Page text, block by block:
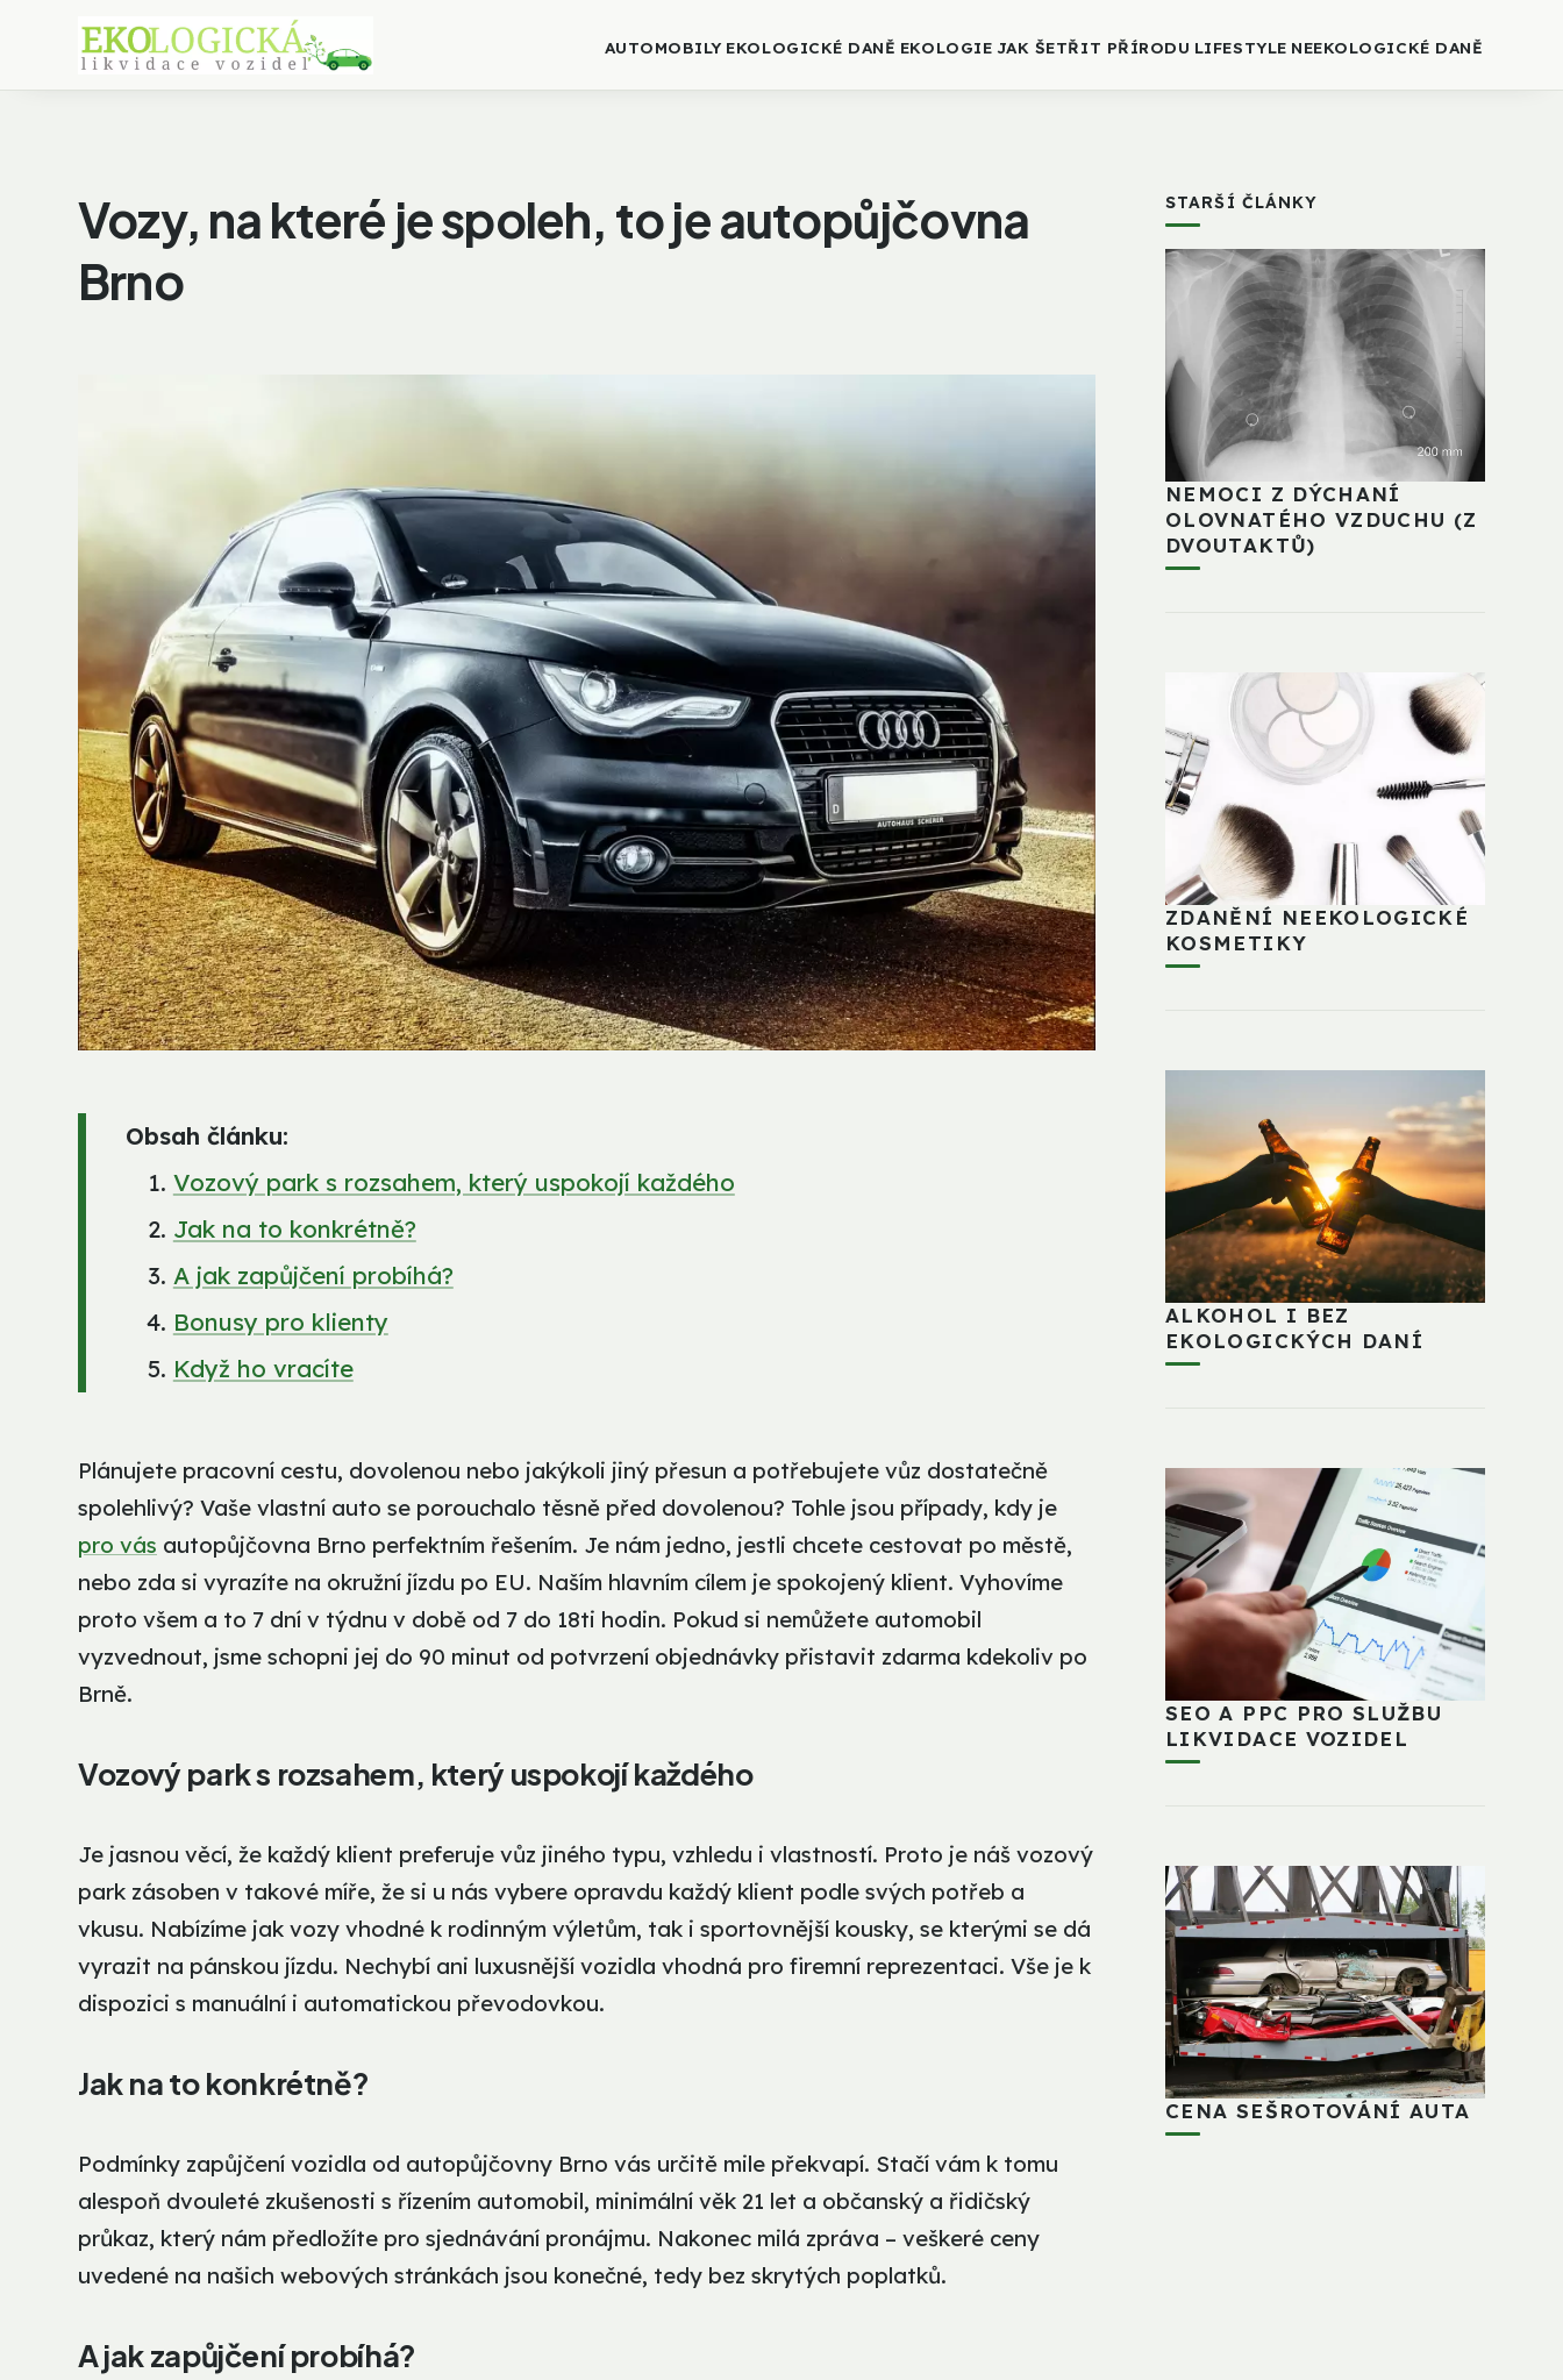
AUTOMOBILY EKOLOGICKÉ DANĚ EKOLOGIE JAK ŠETŘIT PŘÍRODU LIFESTYLE NEEKOLOGICKÉ DANĚ
Vozy, na které je spoleh, to je autopůjčovna
Brno
Obsah článku:
Vozový park s rozsahem, který uspokojí každého
Jak na to konkrétně?
A jak zapůjčení probíhá?
Bonusy pro klienty
Když ho vracíte
Plánujete pracovní cestu, dovolenou nebo jakýkoli jiný přesun a potřebujete vůz dostatečně
spolehlivý? Vaše vlastní auto se porouchalo těsně před dovolenou? Tohle jsou případy, kdy je
pro vás autopůjčovna Brno perfektním řešením. Je nám jedno, jestli chcete cestovat po městě,
nebo zda si vyrazíte na okružní jízdu po EU. Naším hlavním cílem je spokojený klient. Vyhovíme
proto všem a to 7 dní v týdnu v době od 7 do 18ti hodin. Pokud si nemůžete automobil
vyzvednout, jsme schopni jej do 90 minut od potvrzení objednávky přistavit zdarma kdekoliv po
Brně.
Vozový park s rozsahem, který uspokojí každého
Je jasnou věcí, že každý klient preferuje vůz jiného typu, vzhledu i vlastností. Proto je náš vozový
park zásoben v takové míře, že si u nás vybere opravdu každý klient podle svých potřeb a
vkusu. Nabízíme jak vozy vhodné k rodinným výletům, tak i sportovnější kousky, se kterými se dá
vyrazit na pánskou jízdu. Nechybí ani luxusnější vozidla vhodná pro firemní reprezentaci. Vše je k
dispozici s manuální i automatickou převodovkou.
Jak na to konkrétně?
Podmínky zapůjčení vozidla od autopůjčovny Brno vás určitě mile překvapí. Stačí vám k tomu
alespoň dvouleté zkušenosti s řízením automobil, minimální věk 21 let a občanský a řidičský
průkaz, který nám předložíte pro sjednávání pronájmu. Nakonec milá zpráva – veškeré ceny
uvedené na našich webových stránkách jsou konečné, tedy bez skrytých poplatků.
A jak zapůjčení probíhá?
STARŠÍ ČLÁNKY
NEMOCI Z DÝCHANÍ
OLOVNATÉHO VZDUCHU (Z
DVOUTAKTŮ)
ZDANĚNÍ NEEKOLOGICKÉ
KOSMETIKY
ALKOHOL I BEZ
EKOLOGICKÝCH DANÍ
SEO A PPC PRO SLUŽBU
LIKVIDACE VOZIDEL
CENA SEŠROTOVÁNÍ AUTA